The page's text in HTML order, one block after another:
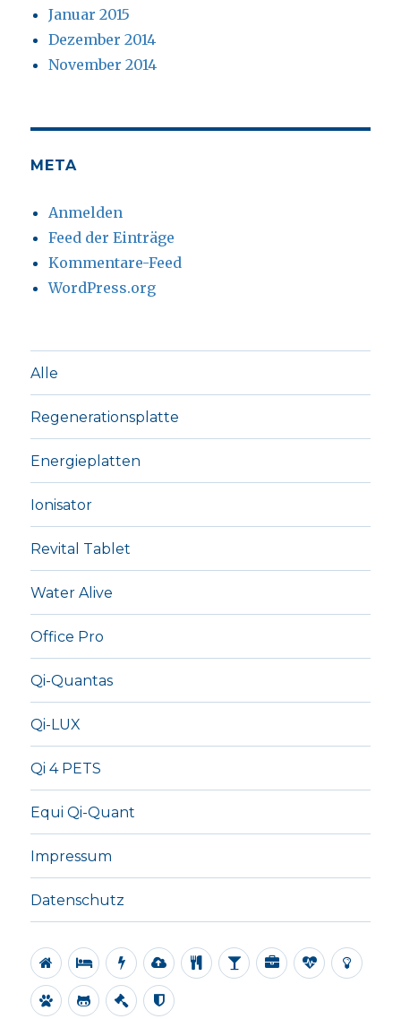
Januar 2015
Dezember 2014
November 2014
META
Anmelden
Feed der Einträge
Kommentare-Feed
WordPress.org
Alle
Regenerationsplatte
Energieplatten
Ionisator
Revital Tablet
Water Alive
Office Pro
Qi-Quantas
Qi-LUX
Qi 4 PETS
Equi Qi-Quant
Impressum
Datenschutz
Alle Regenerationsplatte
Energieplatten
Ionisator
RevitalWaterOfficeQi-
Qi-
Qi
Equi ImpressumDatenschutz